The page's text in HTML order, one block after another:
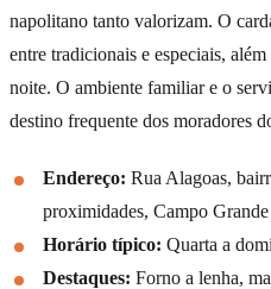
napolitano tanto valorizam. O
entre tradicionais e especiais,
noite. O ambiente familiar e o
destino frequente dos moradores
Endereço: Rua Alagoas,
proximidades, Campo
Horário típico: Quarta a
Destaques: Forno a lenha,